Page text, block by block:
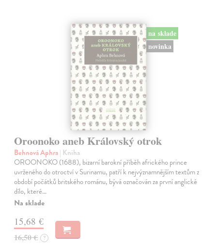
na sklade
novinka
Oroonoko aneb Královský otrok
Behnová Aphra| Kniha
OROONOKO (1688), bizarní barokní příběh afrického prince
uvrženého do otroctví v Surinamu, patří k nejvýznamnějším textům z
období počátků britského románu, bývá označován za první anglické
dílo, které…
Na sklade
15,68 €
16,50 € ?